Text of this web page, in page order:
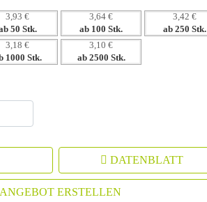
3,93 €
50 Stk.
3,64 €
ab 100 Stk.
3,42 €
ab 250 Stk.
3,18 €
1000 Stk.
3,10 €
ab 2500 Stk.
DATENBLATT
ANGEBOT ERSTELLEN